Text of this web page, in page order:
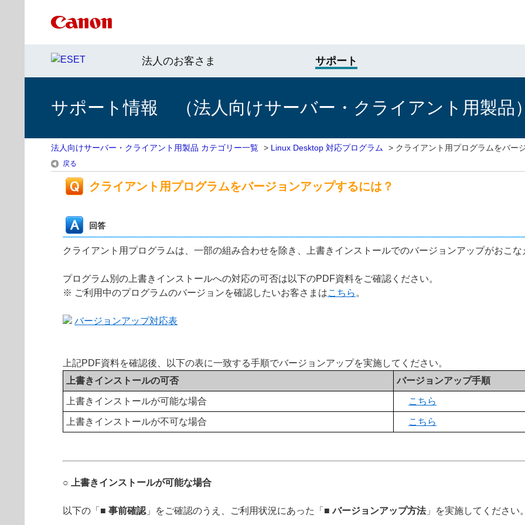
法人のお客さま サポート
サポート情報 （法人向けサーバー・クライアント用製品
法人向けサーバー・クライアント用製品 カテゴリー一覧 > Linux Desktop 対応プログラム > クライアント用プログラムをバー
戻る
クライアント用プログラムをバージョンアップするには？
回答
クライアント用プログラムは、一部の組み合わせを除き、上書きインストールでのバージョンアップがおこな
プログラム別の上書きインストールへの対応の可否は以下のPDF資料をご確認ください。
※ ご利用中のプログラムのバージョンを確認したいお客さまはこちら 。
バージョンアップ対応表
上記PDF資料を確認後、以下の表に一致する手順でバージョンアップを実施してください。
上書きインストールの可否
バージョンアップ手順
上書きインストールが可能な場合 こちら
上書きインストールが不可な場合 こちら
○ 上書きインストールが可能な場合
以下の「 ■ 事前確認 」をご確認のうえ、ご利用状況にあった「 ■ バージョンアップ方法」を実施してください